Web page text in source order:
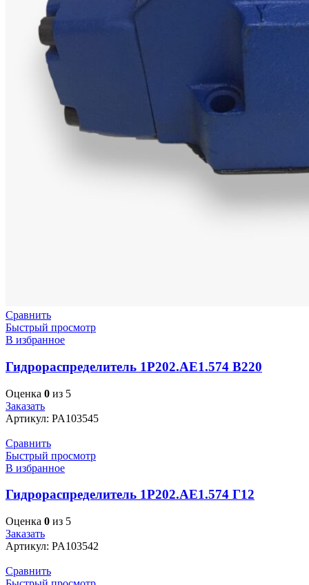
Сравнить
Быстрый просмотр
В избранное
Гидрораспределитель 1Р202.АЕ1.574 В220
Оценка 0 из 5
Заказать
Артикул: PA103545
Сравнить
Быстрый просмотр
В избранное
Гидрораспределитель 1Р202.АЕ1.574 Г12
Оценка 0 из 5
Заказать
Артикул: PA103542
Сравнить